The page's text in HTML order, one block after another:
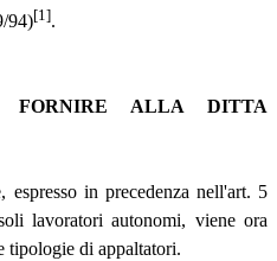
94)[1].
FORNIRE ALLA DITTA
espresso in precedenza nell'art. 5
lavoratori autonomi, viene ora
tipologie di appaltatori.